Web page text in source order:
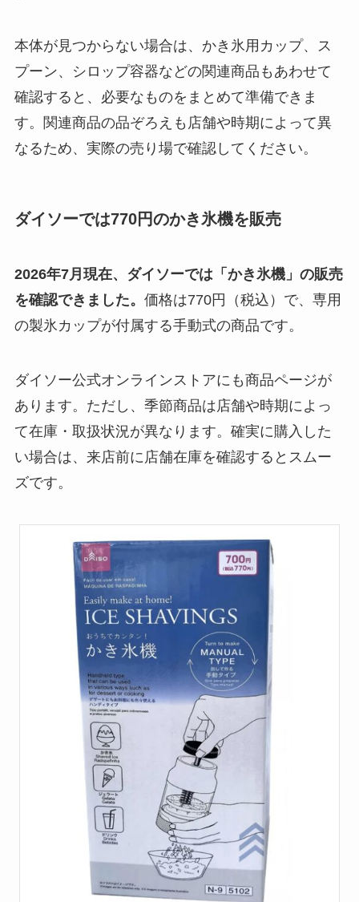
本体が見つからない場合は、かき氷用カップ、ス
プーン、シロップ容器などの関連商品もあわせて
確認すると、必要なものをまとめて準備できま
す。関連商品の品ぞろえも店舗や時期によって異
なるため、実際の売り場で確認してください。
ダイソーでは770円のかき氷機を販売
2026年7月現在、ダイソーでは「かき氷機」の販売
を確認できました。 価格は770円（税込）で、専用
の製氷カップが付属する手動式の商品です。
ダイソー公式オンラインストアにも商品ページが
あります。ただし、季節商品は店舗や時期によっ
て在庫・取扱状況が異なります。確実に購入した
い場合は、来店前に店舗在庫を確認するとスムー
ズです。